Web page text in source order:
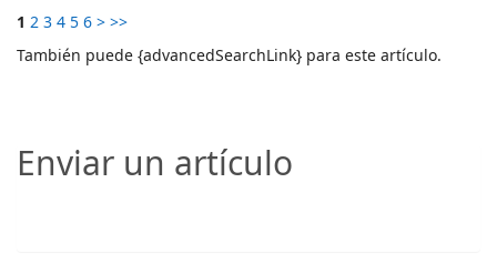
1 2 3 4 5 6 > >>
También puede {advancedSearchLink} para este artículo.
Enviar un artículo